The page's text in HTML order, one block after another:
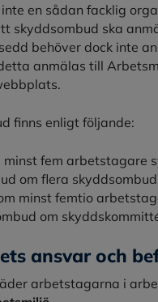
en sådan facklig
skyddsombud ska
behöver dock inte
anmälas till
finns enligt följande:
minst fem arbetstagare
om flera
minst femtio
om
ansvar och
arbetstagarna i